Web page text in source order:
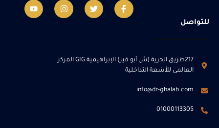
للتواصل
217طريق الحرية (ش أبو قير) الإبراهيمية GIG المركز
العالمى للأشعة التداخلية
info@dr-ghalab.com
01000113305